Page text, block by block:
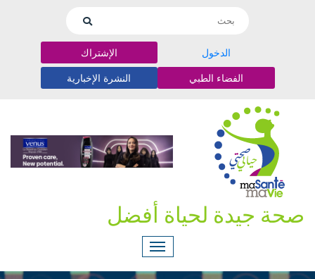
الدخول الإشتراك
الفضاء الطبي النشرة الإخبارية
صحة جيدة لحياة أفضل